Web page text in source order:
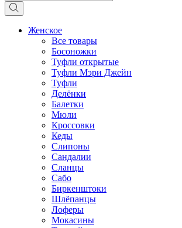
Женское
Все товары
Босоножки
Туфли открытые
Туфли Мэри Джейн
Туфли
Делёнки
Балетки
Мюли
Кроссовки
Кеды
Слипоны
Сандалии
Сланцы
Сабо
Биркенштоки
Шлёпанцы
Лоферы
Мокасины